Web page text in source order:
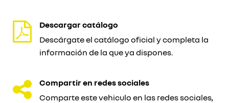
Descargar catálogo
Descárgate el catálogo oficial y completa la
información de la que ya dispones.
Compartir en redes sociales
Comparte este vehiculo en las redes sociales,